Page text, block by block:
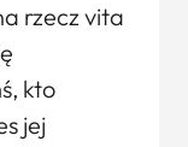
rzecz vita
kto
jej